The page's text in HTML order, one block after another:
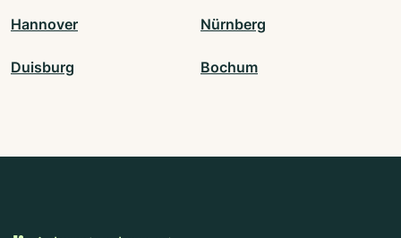
Hannover Nürnberg
Duisburg Bochum